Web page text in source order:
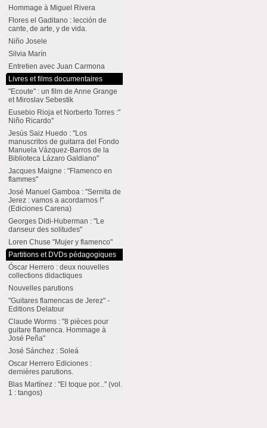
Hommage à Miguel Rivera
Flores el Gaditano : lección de
cante, de arte, y de vida.
Niño Josele
Silvia Marín
Entretien avec Juan Carmona
Livres et films documentaires
"Ecoute" : un film de Anne Grange
et Miroslav Sebestik
Eusebio Rioja et Norberto Torres :"
Niño Ricardo"
Jesús Saiz Huedo : "Los
manuscritos de guitarra del Fondo
Manuela Vázquez-Barros de la
Biblioteca Lázaro Galdiano"
Jacques Maigne : "Flamenco en
flammes"
José Manuel Gamboa : "Sernita de
Jerez : vamos a acordarnos !"
(Ediciones Carena)
Georges Didi-Huberman : "Le
danseur des solitudes"
Loren Chuse "Mujer y flamenco"
Partitions et DVDs pédagogiques
Óscar Herrero : deux nouvelles
collections didactiques
Nouvelles parutions
"Guitares flamencas de Jerez" -
Editions Delatour
Claude Worms : "8 pièces pour
guitare flamenca. Hommage à
José Peña"
José Sánchez : Soleá
Oscar Herrero Ediciones :
dernières parutions.
Blas Martínez : "El toque por..." (vol.
1 : tangos)